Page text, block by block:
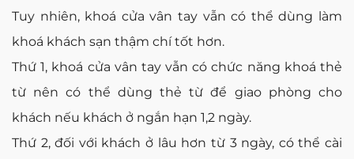
Tuy nhiên, khoá cửa vân tay vẫn có thể dùng làm
khoá khách sạn thậm chí tốt hơn.
Thứ 1, khoá cửa vân tay vẫn có chức năng khoá thẻ
từ nên có thể dùng thẻ từ để giao phòng cho
khách nếu khách ở ngắn hạn 1,2 ngày.
Thứ 2, đối với khách ở lâu hơn từ 3 ngày, có thể cài